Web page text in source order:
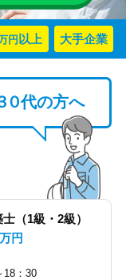
円 以上 大手企業
０代の方へ
（1級・2級）
円
18：30